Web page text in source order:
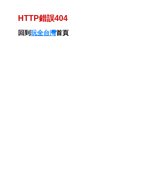
HTTP錯誤404
回到 玩全台灣首頁